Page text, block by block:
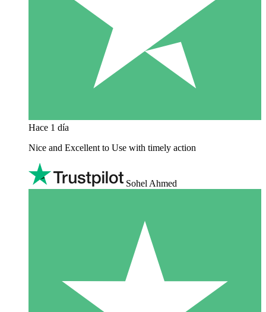
Hace 1 día
Nice and Excellent to Use with timely action
Sohel Ahmed